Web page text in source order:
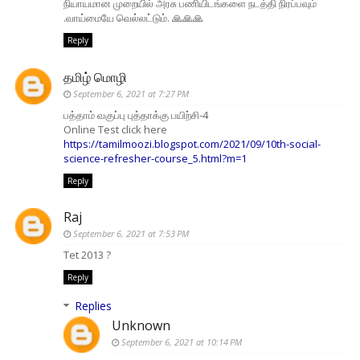
நியாயமான முறையில் அரசு பணியிடங்களை நடத்தி நிரப்பவும்
.வாய்மையே வெல்லட்டும். 🙏🙏🙏
Reply
தமிழ் மொழி
September 6, 2021 at 7:27 PM
பத்தாம் வகுப்பு புத்தாக்கு பயிற்சி-4
Online Test click here
https://tamilmoozi.blogspot.com/2021/09/10th-social-
science-refresher-course_5.html?m=1
Reply
Raj
September 6, 2021 at 7:53 PM
Tet 2013 ?
Reply
Replies
Unknown
September 6, 2021 at 10:14 PM